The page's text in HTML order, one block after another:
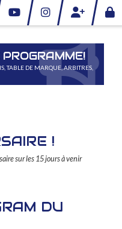
TABLE DE MARQUE, ARBITRES,
!
sur les 15 jours à venir
DU